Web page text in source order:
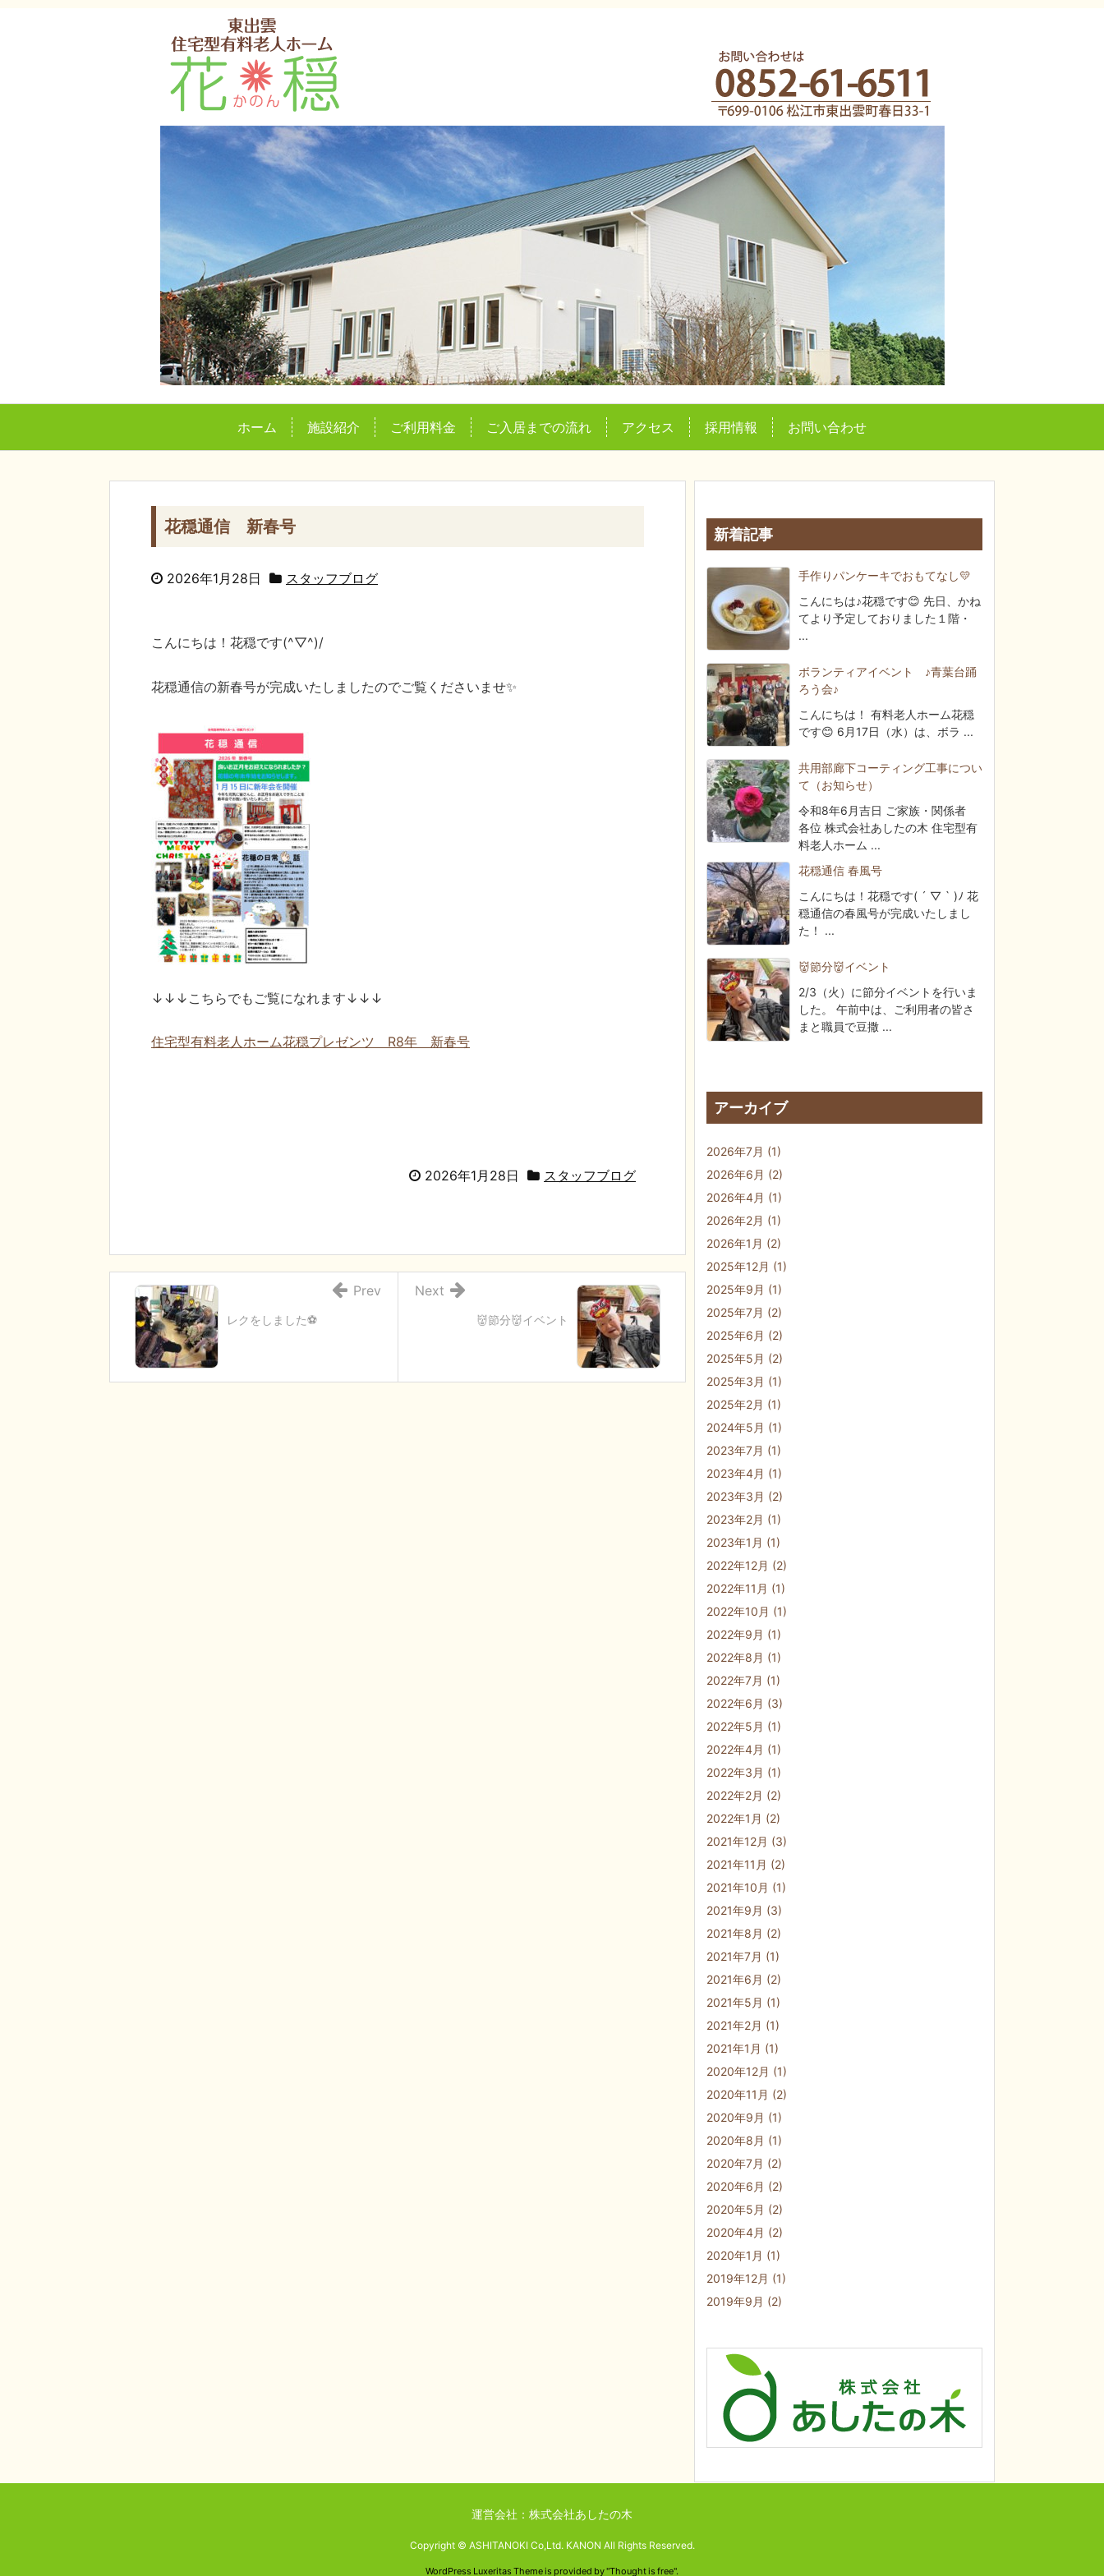
ホーム 施設紹介 ご利用料金 ご入居までの流れ アクセス 採用情報 お問い合わせ
花穏通信 新春号
2026年1月28日 スタッフブログ
こんにちは！花穏です(^▽^)/
花穏通信の新春号が完成いたしましたのでご覧くださいませ✨
↓↓↓こちらでもご覧になれます↓↓↓
住宅型有料老人ホーム花穏プレゼンツ R8年 新春号
2026年1月28日 スタッフブログ
👹節分👹イベント
Next
レクをしました⚽
Prev
新着記事
手作りパンケーキでおもてなし💛
こんにちは♪花穏です😊 先日、かね
てより予定しておりました１階・
...
ボランティアイベント ♪青葉台踊
ろう会♪
こんにちは！ 有料老人ホーム花穏
です😊 6月17日（水）は、ボラ ...
共用部廊下コーティング工事につい
て（お知らせ）
令和8年6月吉日 ご家族・関係者
各位 株式会社あしたの木 住宅型有
料老人ホーム ...
花穏通信 春風号
こんにちは！花穏です( ´ ▽ ` )ﾉ 花
穏通信の春風号が完成いたしまし
た！ ...
👹節分👹イベント
2/3（火）に節分イベントを行いま
した。 午前中は、ご利用者の皆さ
まと職員で豆撒 ...
アーカイブ
2026年7月 (1)
2026年6月 (2)
2026年4月 (1)
2026年2月 (1)
2026年1月 (2)
2025年12月 (1)
2025年9月 (1)
2025年7月 (2)
2025年6月 (2)
2025年5月 (2)
2025年3月 (1)
2025年2月 (1)
2024年5月 (1)
2023年7月 (1)
2023年4月 (1)
2023年3月 (2)
2023年2月 (1)
2023年1月 (1)
2022年12月 (2)
2022年11月 (1)
2022年10月 (1)
2022年9月 (1)
2022年8月 (1)
2022年7月 (1)
2022年6月 (3)
2022年5月 (1)
2022年4月 (1)
2022年3月 (1)
2022年2月 (2)
2022年1月 (2)
2021年12月 (3)
2021年11月 (2)
2021年10月 (1)
2021年9月 (3)
2021年8月 (2)
2021年7月 (1)
2021年6月 (2)
2021年5月 (1)
2021年2月 (1)
2021年1月 (1)
2020年12月 (1)
2020年11月 (2)
2020年9月 (1)
2020年8月 (1)
2020年7月 (2)
2020年6月 (2)
2020年5月 (2)
2020年4月 (2)
2020年1月 (1)
2019年12月 (1)
2019年9月 (2)
運営会社：株式会社あしたの木
Copyright © ASHITANOKI Co,Ltd. KANON All Rights Reserved.
WordPress Luxeritas Theme is provided by "Thought is free".